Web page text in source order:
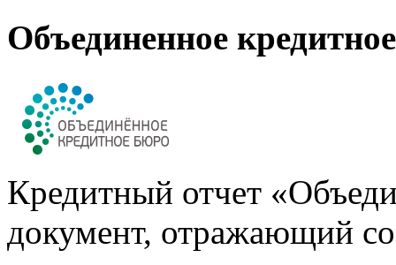
Объединенное
Кредитный отчет
документ, отражающий